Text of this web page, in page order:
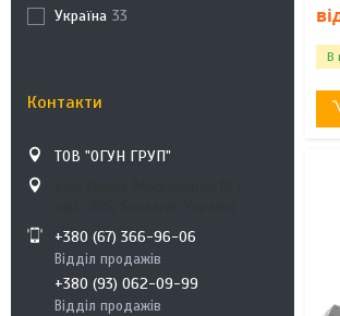
Україна 33
Контакти
ТОВ "ОГУН ГРУП"
+380 (67) 366-96-06
Відділ продажів
+380 (93) 062-09-99
Відділ продажів
В